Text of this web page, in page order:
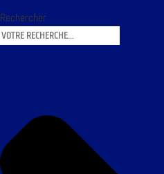
Rechercher